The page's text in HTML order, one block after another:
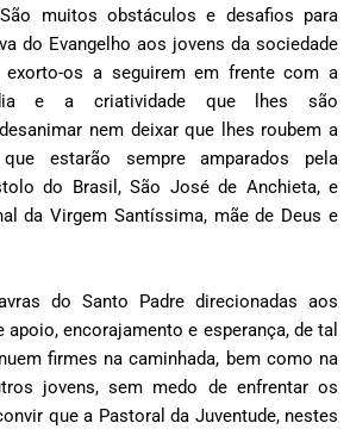
muitos obstáculos e desafios para
do Evangelho aos jovens da sociedade
exorto-os a seguirem em frente com a
e a criatividade que lhes são
nem deixar que lhes roubem a
que estarão sempre amparados pela
do Brasil, São José de Anchieta, e
da Virgem Santíssima, mãe de Deus e
do Santo Padre direcionadas aos
apoio, encorajamento e esperança, de tal
firmes na caminhada, bem como na
jovens, sem medo de enfrentar os
que a Pastoral da Juventude,nestes